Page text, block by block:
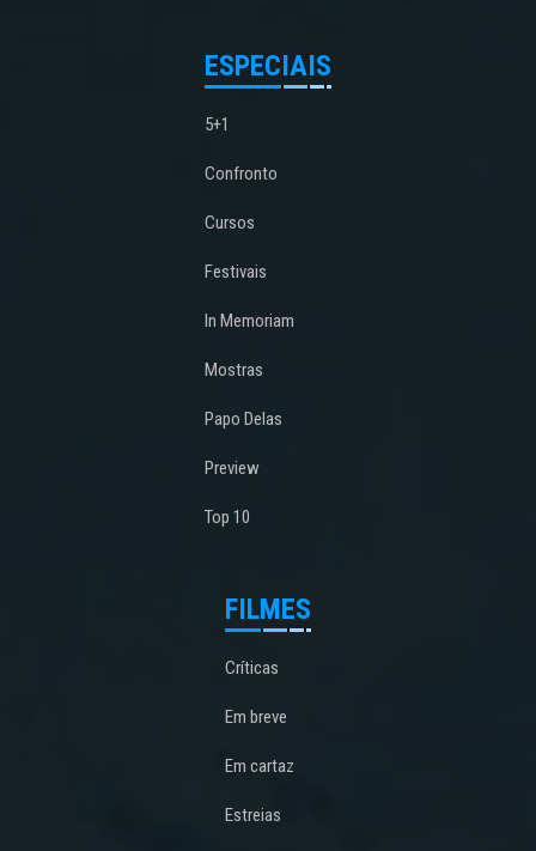
ESPECIAIS
5+1
Confronto
Cursos
Festivais
In Memoriam
Mostras
Papo Delas
Preview
Top 10
FILMES
Críticas
Em breve
Em cartaz
Estreias